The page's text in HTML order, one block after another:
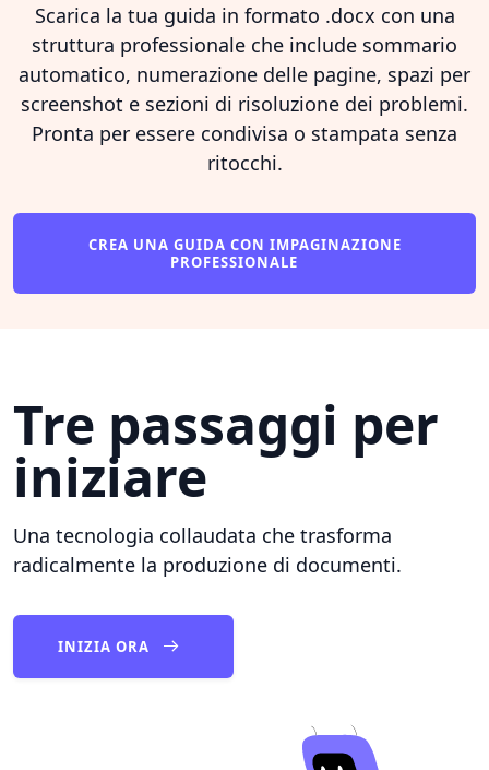
Scarica la tua guida in formato .docx con una
struttura professionale che include sommario
automatico, numerazione delle pagine, spazi per
screenshot e sezioni di risoluzione dei problemi.
Pronta per essere condivisa o stampata senza
ritocchi.
CREA UNA GUIDA CON IMPAGINAZIONE
PROFESSIONALE
Tre passaggi per
iniziare
Una tecnologia collaudata che trasforma
radicalmente la produzione di documenti.
INIZIA ORA